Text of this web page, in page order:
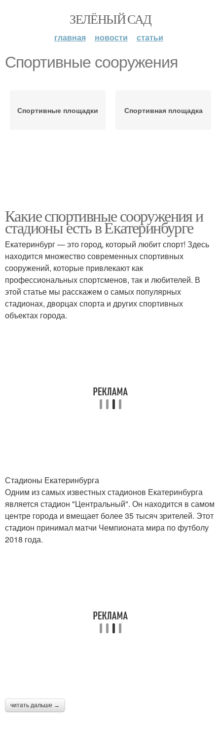
ЗЕЛЁНЫЙ САД
главная новости статьи
Спортивные сооружения
Спортивные площадки Спортивная площадка
Какие спортивные сооружения и
стадионы есть в Екатеринбурге
Екатеринбург — это город, который любит спорт! Здесь
находится множество современных спортивных
сооружений, которые привлекают как
профессиональных спортсменов, так и любителей. В
этой статье мы расскажем о самых популярных
стадионах, дворцах спорта и других спортивных
объектах города.
Стадионы Екатеринбурга
Одним из самых известных стадионов Екатеринбурга
является стадион "Центральный". Он находится в самом
центре города и вмещает более 35 тысяч зрителей. Этот
стадион принимал матчи Чемпионата мира по футболу
2018 года.
читать дальше →